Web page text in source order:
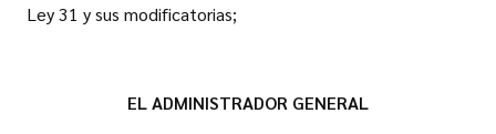
Ley 31 y sus modificatorias;
EL ADMINISTRADOR GENERAL